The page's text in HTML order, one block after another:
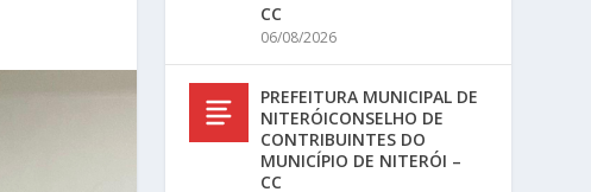
CC
06/08/2026
PREFEITURA MUNICIPAL DE
NITERÓICONSELHO DE
CONTRIBUINTES DO
MUNICÍPIO DE NITERÓI –
CC